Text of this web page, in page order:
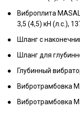
Виброплита
3,5 (4,5) кН (л.с.),
Шланг с
Шланг для
Глубинный
Вибротрамбовка
Вибротрамбовка